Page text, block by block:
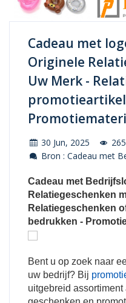
Cadeau met
Originele
Uw Merk -
30 Jun, 2025
Bron : Cadeau met
Cadeau met
Relatiegeschenken
Relatiegeschenken
bedrukken -
Bent u op zoek naar
uw bedrijf? Bij
uitgebreid